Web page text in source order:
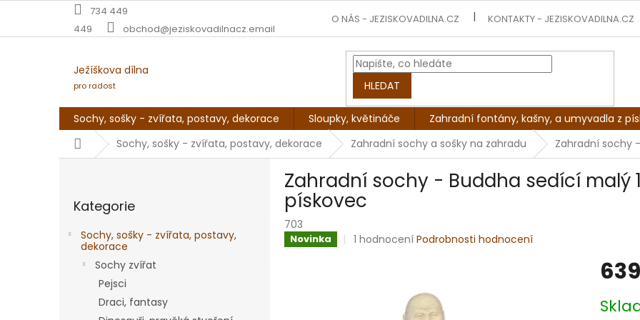
obsah
734 449
449
obchod@jeziskovadilnacz.email
O NÁS - JEZISKOVADILNA.CZ KONTAKTY - JEZISKOVADILNA.CZ
Ježíškova dílna
pro radost HLEDAT
Sochy, sošky - zvířata, postavy, dekorace Sloupky, květináče
Zahradní fontány, kašny, a umyvadla z
DomůSochy, sošky - zvířata, postavy, dekorace Zahradní sochy a sošky na zahradu Zahradní sochy
kategorie
Kategorie
Sochy, sošky - zvířata, postavy,
dekorace
Sochy zvířat
Pejsci
Draci, fantasy
Zahradní sochy - Buddha sedící malý
pískovec
703
Novinka
Průměrné
1 hodnocení Podrobnosti hodnocení
cena: